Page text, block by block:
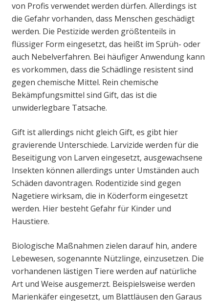
von Profis verwendet werden dürfen. Allerdings ist
die Gefahr vorhanden, dass Menschen geschädigt
werden. Die Pestizide werden größtenteils in
flüssiger Form eingesetzt, das heißt im Sprüh- oder
auch Nebelverfahren. Bei häufiger Anwendung kann
es vorkommen, dass die Schädlinge resistent sind
gegen chemische Mittel. Rein chemische
Bekämpfungsmittel sind Gift, das ist die
unwiderlegbare Tatsache.
Gift ist allerdings nicht gleich Gift, es gibt hier
gravierende Unterschiede. Larvizide werden für die
Beseitigung von Larven eingesetzt, ausgewachsene
Insekten können allerdings unter Umständen auch
Schäden davontragen. Rodentizide sind gegen
Nagetiere wirksam, die in Köderform eingesetzt
werden. Hier besteht Gefahr für Kinder und
Haustiere.
Biologische Maßnahmen zielen darauf hin, andere
Lebewesen, sogenannte Nützlinge, einzusetzen. Die
vorhandenen lästigen Tiere werden auf natürliche
Art und Weise ausgemerzt. Beispielsweise werden
Marienkäfer eingesetzt, um Blattläusen den Garaus